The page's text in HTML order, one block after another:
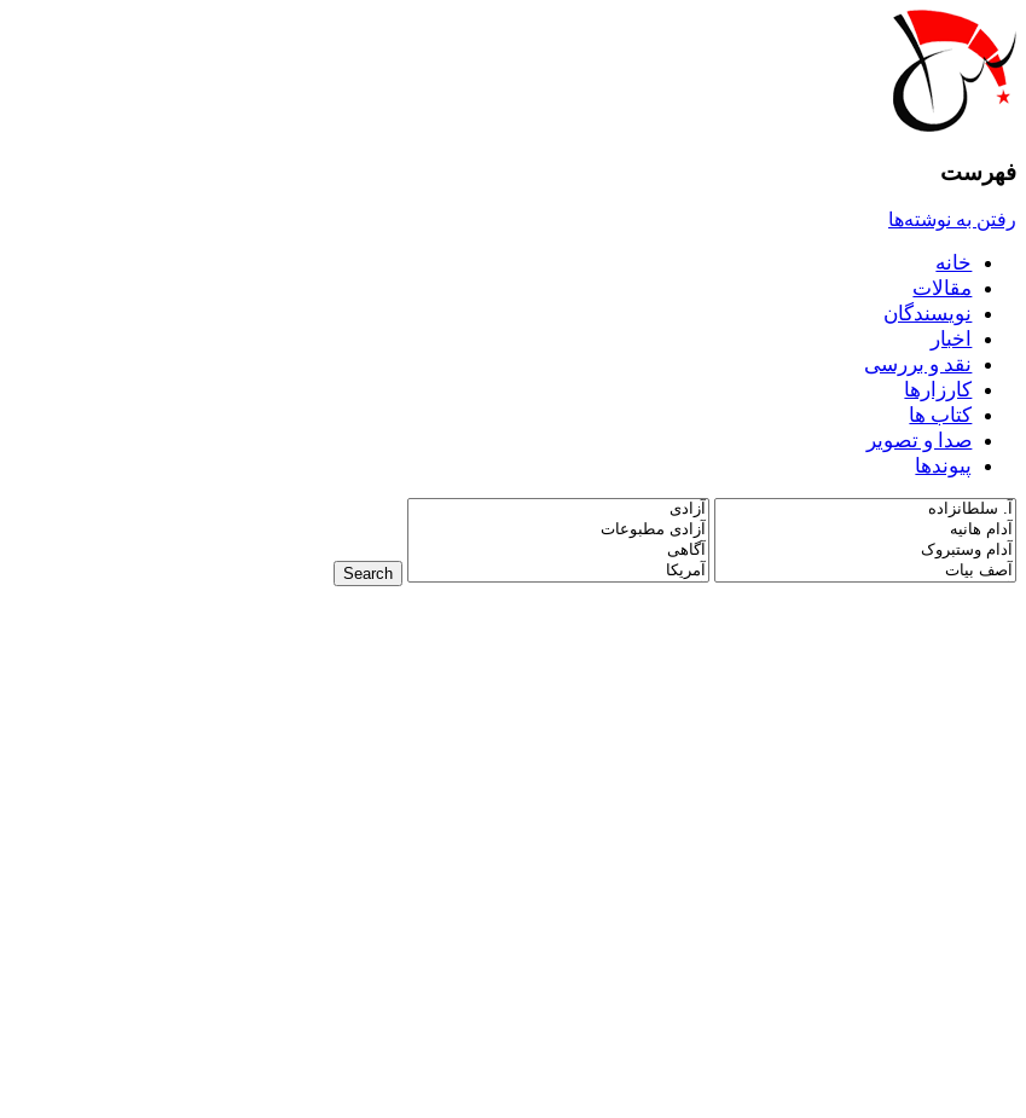
فهرست
رفتن به نوشته‌ها
خانه
مقالات
نويسندگان
اخبار
نقد و بررسى
کارزارها
کتاب ها
صدا و تصوير
پيوندها